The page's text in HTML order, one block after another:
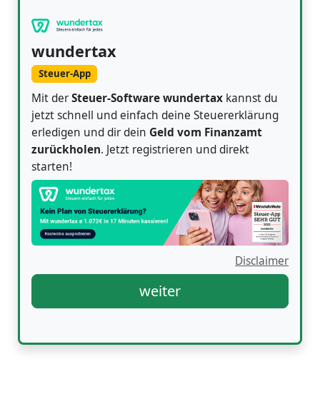
wundertax
Steuer-App
Mit derSteuer-Software wundertax kannst du
jetzt schnell und einfach deine Steuererklärung
erledigen und dir dein Geld vom Finanzamt
zurückholen. Jetzt registrieren und direkt
starten!
Disclaimer
weiter